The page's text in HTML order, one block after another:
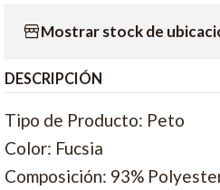
Mostrar stock de
DESCRIPCIÓN
Tipo de Producto: Peto
Color: Fucsia
Composición: 93%